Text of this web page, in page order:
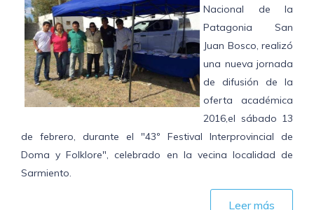
Nacional de la
Patagonia San
Juan Bosco, realizó
una nueva jornada
de difusión de la
oferta académica
2016,el sábado 13
de febrero, durante el "43º Festival Interprovincial de
Doma y Folklore", celebrado en la vecina localidad de
Sarmiento.
Leer más